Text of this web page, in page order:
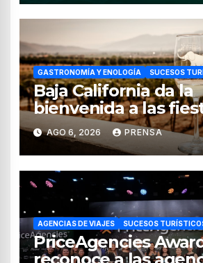
GASTRONOMÍA Y ENOLOGÍA SUCESOS
Baja California da la
bienvenida a las
vendimia 2026
AGO 6, 2026 PRENSA
AGENCIAS DE VIAJES SUCESOS
PriceAgencies